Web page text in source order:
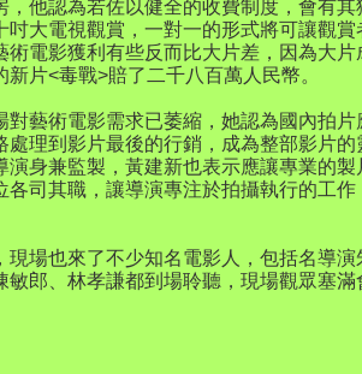
，他認為若佐以健全的收費制度，會有
吋大電視觀賞，一對一的形式將可讓觀
術電影獲利有些反而比大片差，因為大
片<毒戰>賠了二千八百萬人民幣。
對藝術電影需求已萎縮，她認為國內拍
處理到影片最後的行銷，成為整部影片
演身兼監製，黃建新也表示應讓專業的
各司其職，讓導演專注於拍攝執行的工
現場也來了不少知名電影人，包括名導
敏郎、林孝謙都到場聆聽，現場觀眾塞